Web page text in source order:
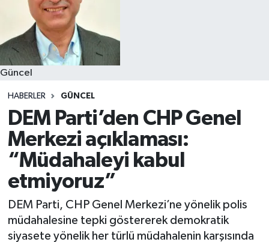
Güncel
HABERLER GÜNCEL
DEM Parti’den CHP Genel
Merkezi açıklaması:
“Müdahaleyi kabul
etmiyoruz”
DEM Parti, CHP Genel Merkezi’ne yönelik polis
müdahalesine tepki göstererek demokratik
siyasete yönelik her türlü müdahalenin karşısında